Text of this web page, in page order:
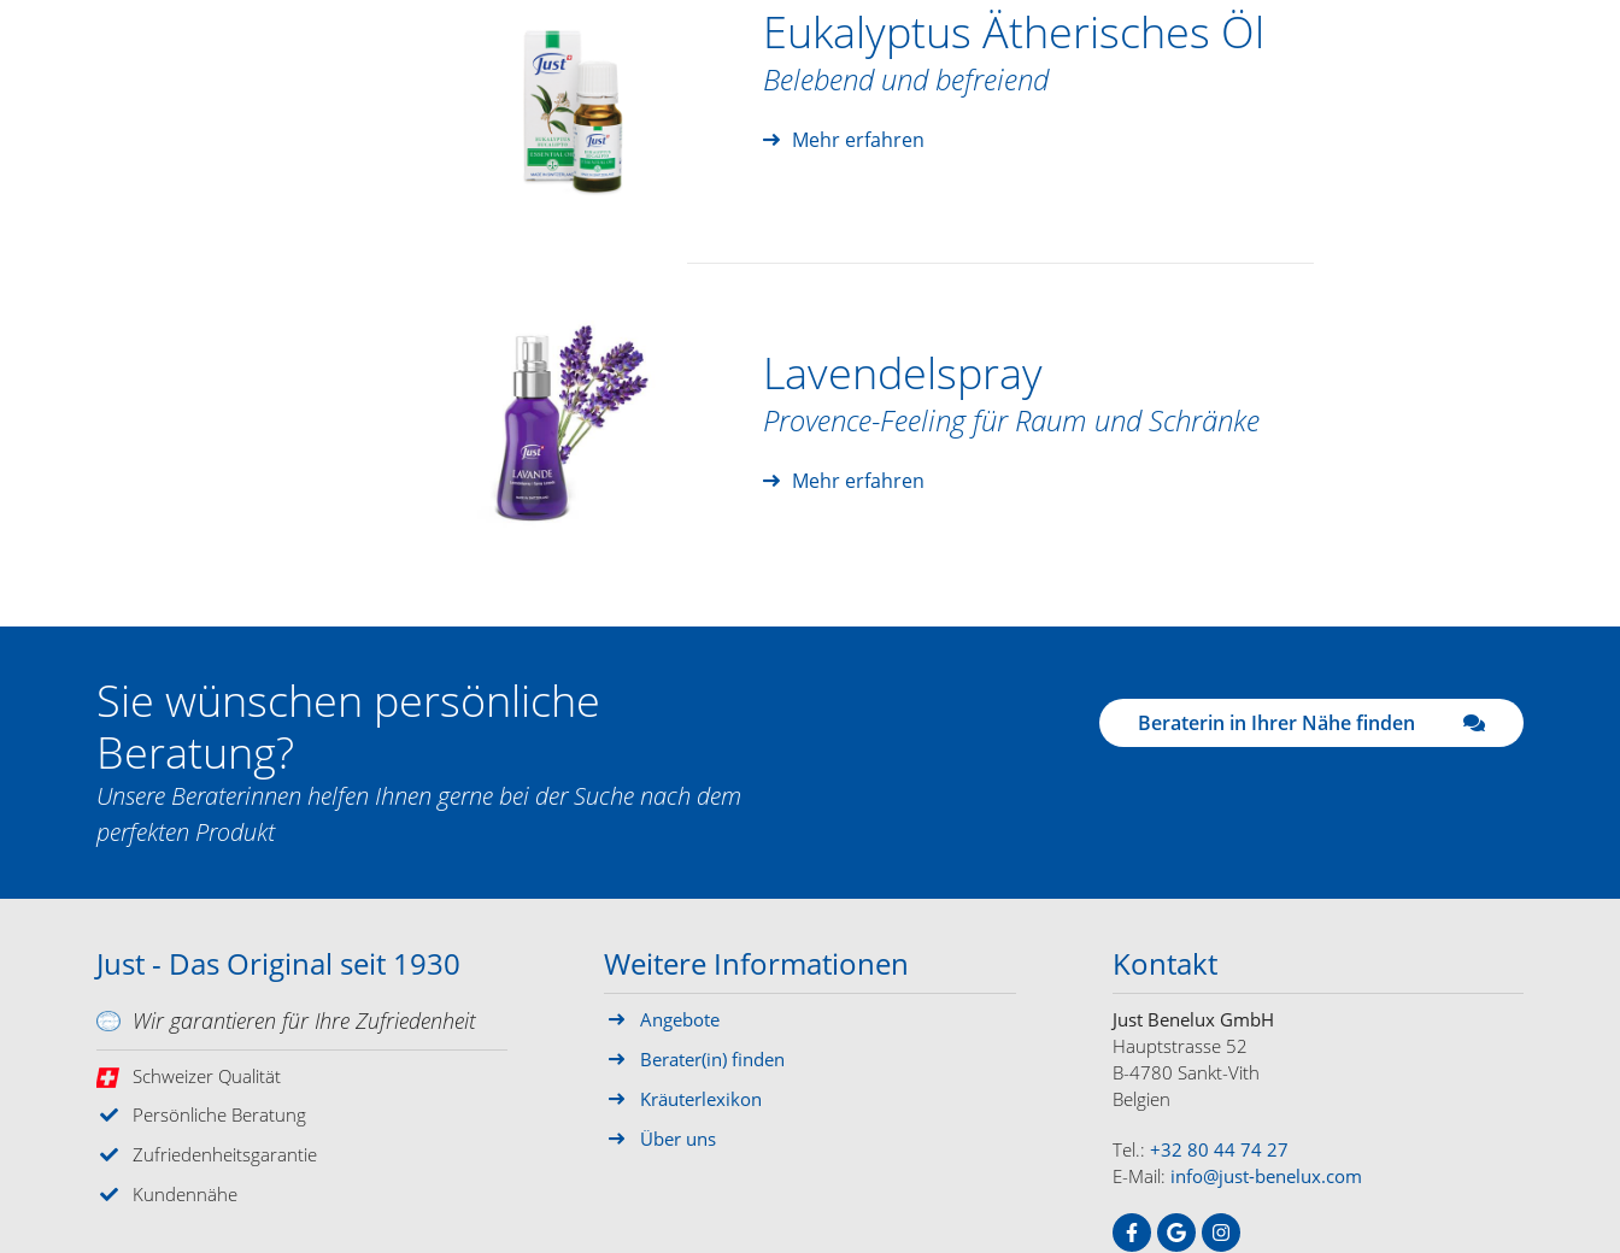
Eukalyptus Ätherisches Öl
Belebend und befreiend
Mehr erfahren
Lavendelspray
Provence-Feeling für Raum und Schränke
Mehr erfahren
Sie wünschen persönliche
Beratung?
Unsere Beraterinnen helfen Ihnen gerne bei der Suche nach dem
perfekten Produkt
Beraterin in Ihrer Nähe finden
Just - Das Original seit 1930
Wir garantieren für Ihre Zufriedenheit
Schweizer Qualität
Persönliche Beratung
Zufriedenheitsgarantie
Kundennähe
Weitere Informationen
Angebote
Berater(in) finden
Kräuterlexikon
Über uns
Kontakt
Just Benelux GmbH
Hauptstrasse 52
B-4780 Sankt-Vith
Belgien
Tel.: +32 80 44 74 27
E-Mail: info@just-benelux.com